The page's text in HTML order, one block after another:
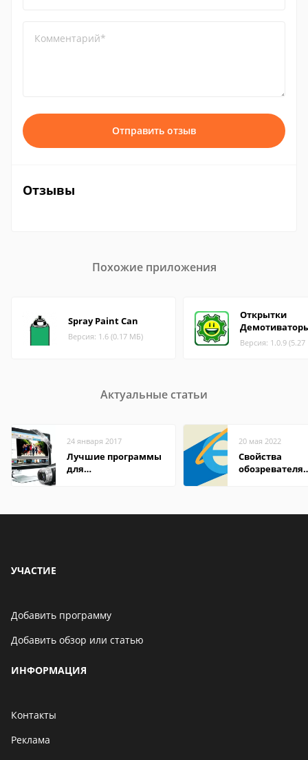
Комментарий*
Отправить отзыв
Отзывы
Похожие приложения
Spray Paint Can
Версия: 1.6 (0.17 МБ)
Открытки
Версия: 1.0.9
Актуальные статьи
24 января 2017
Лучшие программы
для
20 мая 2022
Свойства
обозревателя
УЧАСТИЕ
Добавить программу
Добавить обзор или статью
ИНФОРМАЦИЯ
Контакты
Реклама